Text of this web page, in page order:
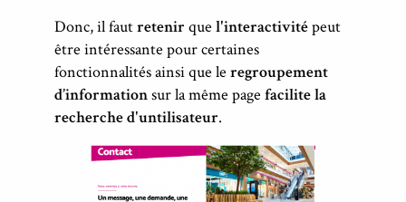
Donc, il fautretenir que l'interactivitépeut
être intéressante pour certaines
fonctionnalités ainsi que le regroupement
d’informationsur la même page facilite la
recherche d'untilisateur.